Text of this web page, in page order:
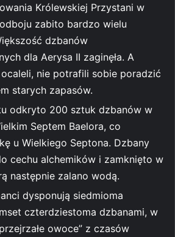
Królewskiej Przystani w
zabito bardzo wielu
dzbanów
dla Aerysa II zaginęła. A
nie potrafili sobie poradzić
starych zapasów.
odkryto 200 sztuk dzbanów w
Septem Baelora, co
u Wielkiego Septona. Dzbany
cechu alchemików i zamknięto w
następnie zalano wodą.
dysponują siedmioma
czterdziestoma dzbanami, w
owoce” z czasów